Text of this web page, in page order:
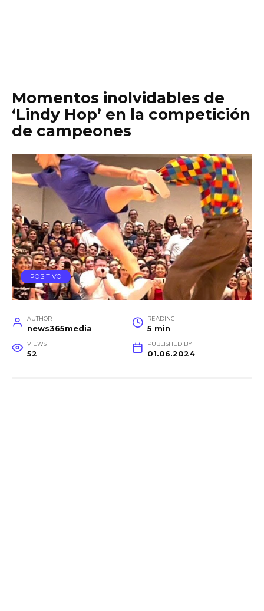
Momentos inolvidables de
‘Lindy Hop’ en la competición
de campeones
POSITIVO
AUTHOR
news365media
READING
5 min
VIEWS
52
PUBLISHED BY
01.06.2024